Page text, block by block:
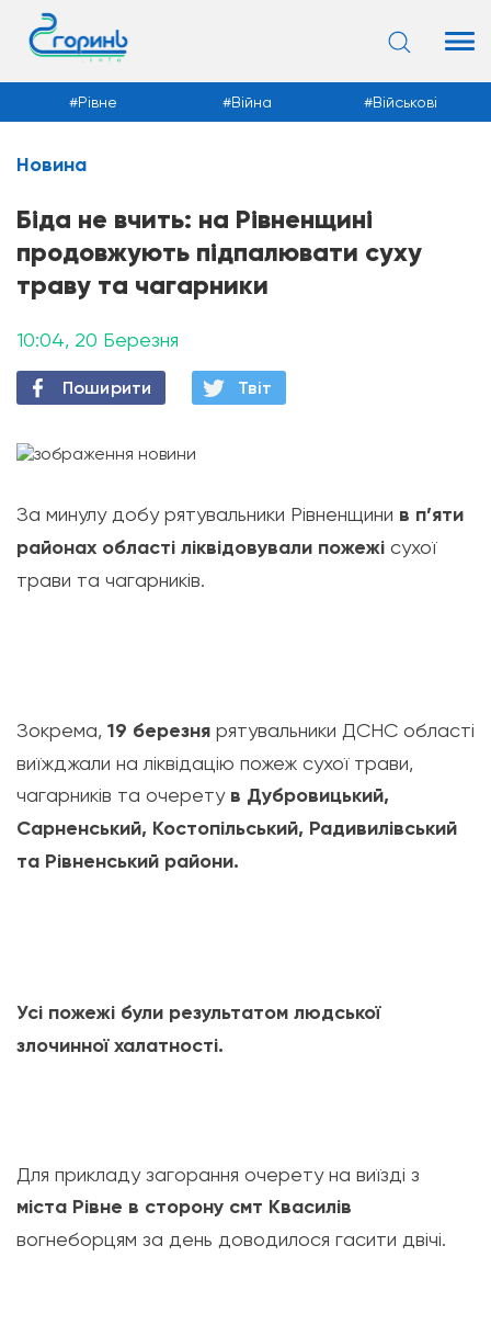
Новини
Рівне Війна Військові
Новина
Біда не вчить: на Рівненщині
продовжують підпалювати суху
траву та чагарники
10:04, 20 Березня
Поширити Твiт
За минулу добу рятувальники Рівненщини в п’яти
районах області ліквідовували пожежі сухої
трави та чагарників.
Зокрема, 19 березня рятувальники ДСНС області
виїжджали на ліквідацію пожеж сухої трави,
чагарників та очерету в Дубровицький,
Сарненський, Костопільський, Радивилівський
та Рівненський райони.
Усі пожежі були результатом людської
злочинної халатності.
Для прикладу загорання очерету на виїзді з
міста Рівне в сторону смт Квасилів
вогнеборцям за день доводилося гасити двічі.